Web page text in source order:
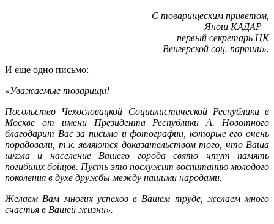
С товарищеским приветом,
Янош КАДАР –
первый секретарь ЦК
Венгерской соц. партии».
И еще одно письмо:
«Уважаемые товарищи!
Посольство Чехословацкой Социалистической Республики в
Москве от имени Президента Республики А. Новотного
благодарит Вас за письмо и фотографии, которые его очень
порадовали, т.к. являются доказательством того, что Ваша
школа и население Вашего города свято чтут память
погибших бойцов. Пусть это послужит воспитанию молодого
поколения в духе дружбы между нашими народами.
Желаем Вам многих успехов в Вашем труде, желаем много
счастья в Вашей жизни».